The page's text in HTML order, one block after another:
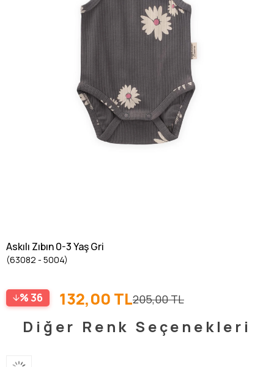
Askılı Zıbın 0-3 Yaş Gri
(63082 - 5004)
36 205,00 TL
132,00 TL
Diğer Renk Seçenekleri